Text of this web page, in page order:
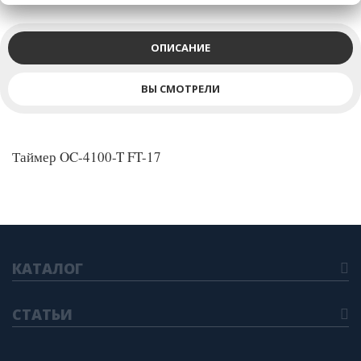
ОПИСАНИЕ
ВЫ СМОТРЕЛИ
Таймер OC-4100-T FT-17
КАТАЛОГ
СТАТЬИ